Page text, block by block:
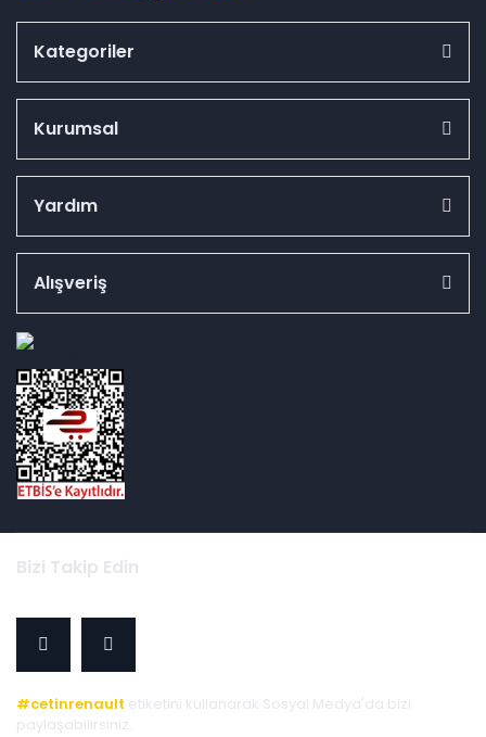
Kategoriler
Kurumsal
Yardım
Alışveriş
Bizi Takip Edin
#cetinrenault etiketini kullanarak Sosyal Medya'da bizi
paylaşabilirsiniz.